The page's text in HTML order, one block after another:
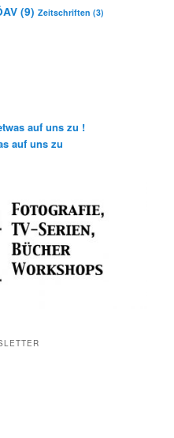
(9) Zeitschriften (3)
auf uns zu !
auf uns zu